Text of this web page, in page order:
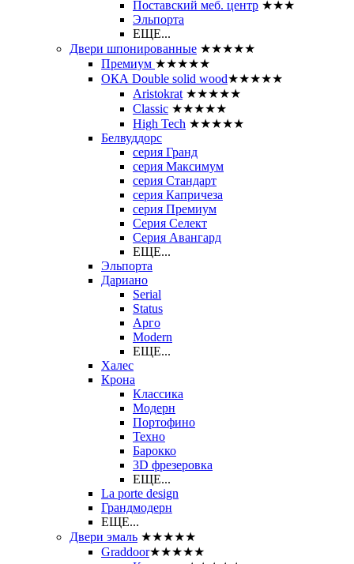
Поставский меб. центр ★★★
Эльпорта
ЕЩЕ...
Двери шпонированные ★★★★★
Премиум ★★★★★
ОКА Double solid wood★★★★★
Aristokrat ★★★★★
Classic ★★★★★
High Tech ★★★★★
Белвуддорс
серия Гранд
серия Максимум
серия Стандарт
серия Капричеза
серия Премиум
Серия Селект
Серия Авангард
ЕЩЕ...
Эльпорта
Дариано
Serial
Status
Арго
Modern
ЕЩЕ...
Халес
Крона
Классика
Модерн
Портофино
Техно
Барокко
3D фрезеровка
ЕЩЕ...
La porte design
Грандмодерн
ЕЩЕ...
Двери эмаль ★★★★★
Graddoor★★★★★